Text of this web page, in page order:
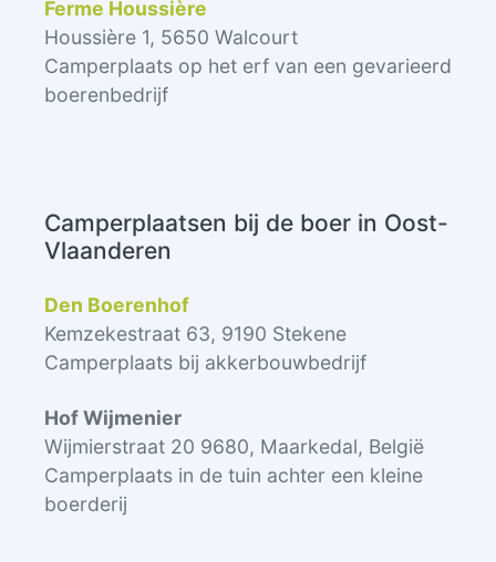
Ferme Houssière
Houssière 1, 5650 Walcourt
Camperplaats op het erf van een gevarieerd
boerenbedrijf
Camperplaatsen bij de boer in Oost-
Vlaanderen
Den Boerenhof
Kemzekestraat 63, 9190 Stekene
Camperplaats bij akkerbouwbedrijf
Hof Wijmenier
Wijmierstraat 20 9680, Maarkedal, België
Camperplaats in de tuin achter een kleine
boerderij